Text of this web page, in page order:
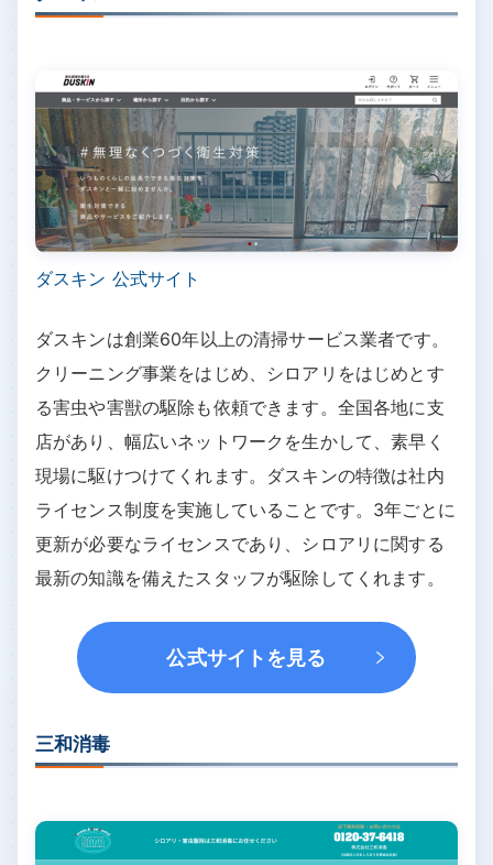
ダスキン 公式サイト
ダスキンは創業60年以上の清掃サービス業者です。
クリーニング事業をはじめ、シロアリをはじめとす
る害虫や害獣の駆除も依頼できます。全国各地に支
店があり、幅広いネットワークを生かして、素早く
現場に駆けつけてくれます。ダスキンの特徴は社内
ライセンス制度を実施していることです。3年ごとに
更新が必要なライセンスであり、シロアリに関する
最新の知識を備えたスタッフが駆除してくれます。
公式サイトを見る
三和消毒